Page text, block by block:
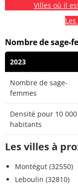
Villes où il
Nombre de sage-
2023
Nombre de sage-
femmes
Densité pour 10 000
habitants
Les villes à
Montégut (32550)
Leboulin (32810)